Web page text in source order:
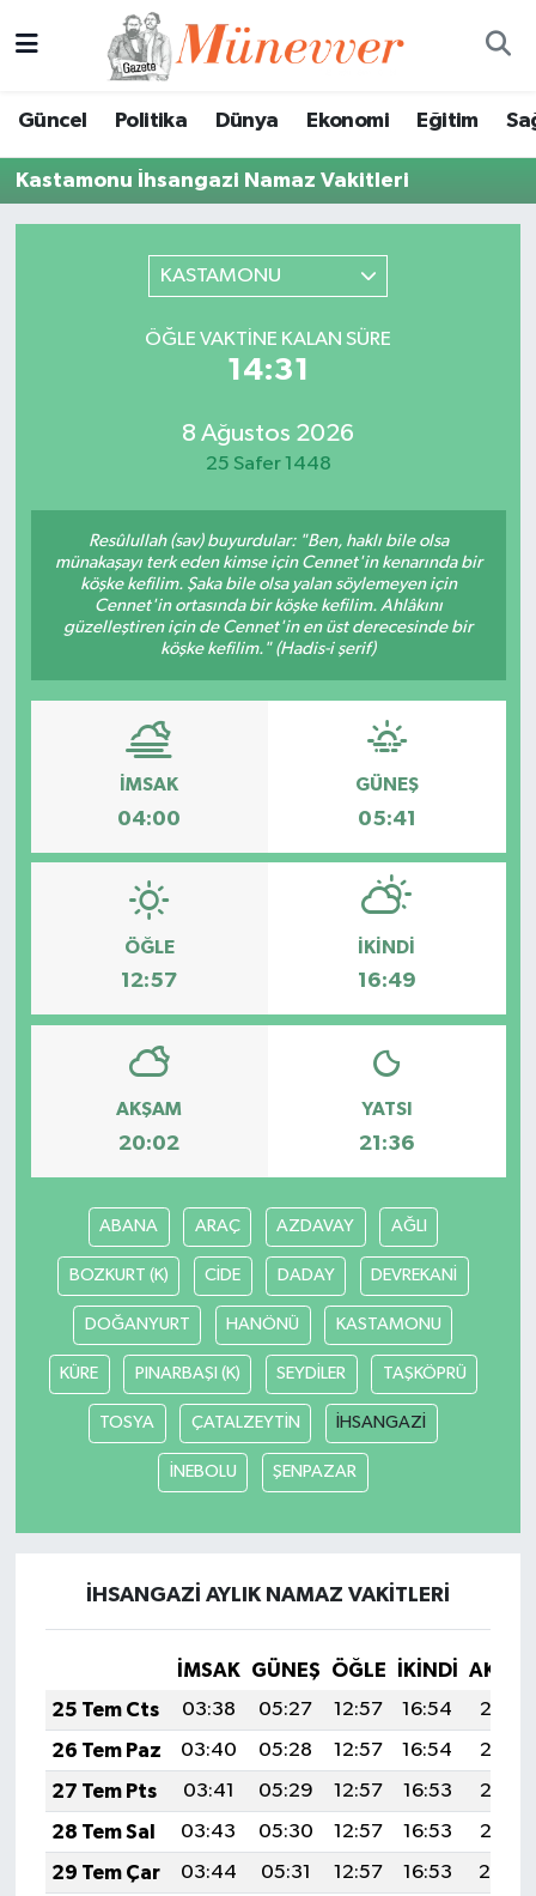
Güncel Politika Dünya Ekonomi Eğitim
Kastamonu İhsangazi Namaz Vakitleri
KASTAMONU
ÖĞLE VAKTINE KALAN SÜRE
14:31
8 Ağustos 2026
25 Safer 1448
Resûlullah (sav) buyurdular: "Ben, haklı bile olsa
münakaşayı terk eden kimse için Cennet'in kenarında bir
köşke kefilim. Şaka bile olsa yalan söylemeyen için
Cennet'in ortasında bir köşke kefilim. Ahlâkını
güzelleştiren için de Cennet'in en üst derecesinde bir
köşke kefilim." (Hadis-i şerif)
İMSAK
04:00
GÜNEŞ
05:41
ÖĞLE
12:57
İKINDI
16:49
AKŞAM
20:02
YATSI
21:36
ABANA ARAÇ AZDAVAY AĞLI
BOZKURT (K) CİDE DADAY DEVREKANİ
DOĞANYURT HANÖNÜ KASTAMONU
KÜRE PINARBAŞI (K) SEYDİLER TAŞKÖPRÜ
TOSYA ÇATALZEYTİN İHSANGAZİ
İNEBOLU ŞENPAZAR
İHSANGAZİ AYLIK NAMAZ VAKITLERI
İMSAK GÜNEŞ ÖĞLE İKINDI
25 Tem Cts
03:38 05:27 12:57 16:54
20:17
26 Tem Paz
03:40 05:28 12:57 16:54
20:16
27 Tem Pts
03:41 05:29 12:57 16:53
20:16
28 Tem Sal
03:43 05:30 12:57 16:53
20:15
29 Tem Çar
03:44 05:31 12:57 16:53
20:14
Süper Lig Puan Durumu ve Fikstür
Tüm Manşetler